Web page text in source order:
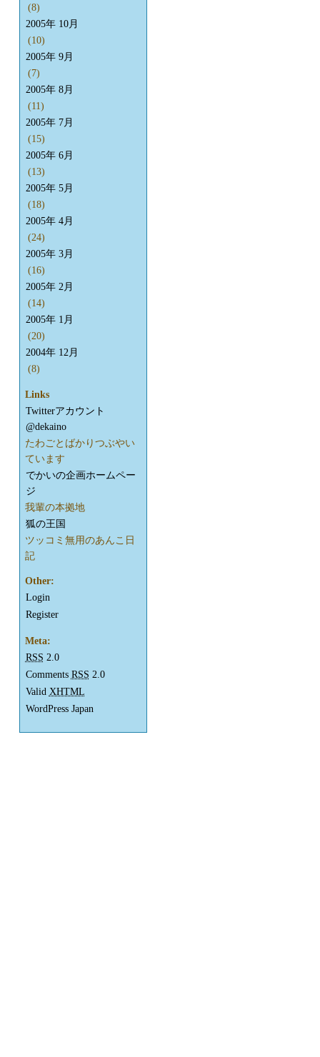
(8)
2005年 10月
(10)
2005年 9月
(7)
2005年 8月
(11)
2005年 7月
(15)
2005年 6月
(13)
2005年 5月
(18)
2005年 4月
(24)
2005年 3月
(16)
2005年 2月
(14)
2005年 1月
(20)
2004年 12月
(8)
Links
Twitterアカウント
@dekaino
たわごとばかりつぶやい
ています
でかいの企画ホームペー
ジ
我輩の本拠地
狐の王国
ツッコミ無用のあんこ日
記
Other:
Login
Register
Meta:
RSS 2.0
Comments RSS 2.0
Valid XHTML
WordPress Japan